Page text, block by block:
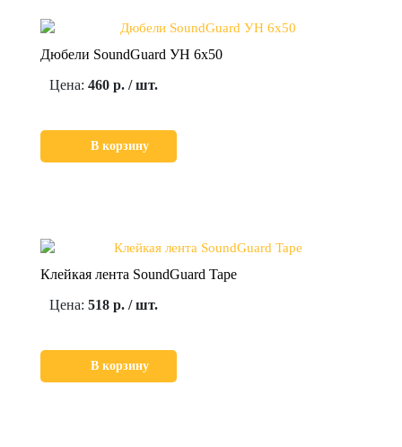
Дюбели SoundGuard УН 6х50
Цена: 460 р. / шт.
В корзину
Клейкая лента SoundGuard Tape
Цена: 518 р. / шт.
В корзину